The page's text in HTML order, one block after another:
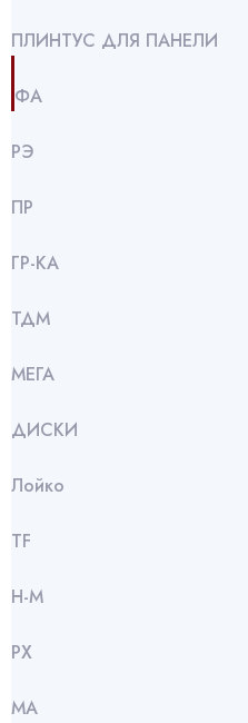
ПЛИНТУС ДЛЯ ПАНЕЛИ
ФА
РЭ
ПР
ГР-КА
ТДМ
МЕГА
ДИСКИ
Лойко
TF
Н-М
РХ
МА